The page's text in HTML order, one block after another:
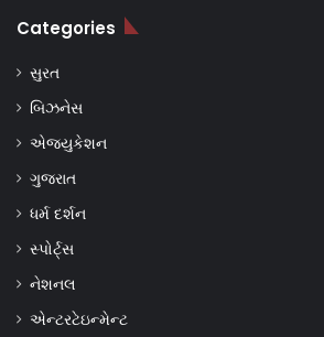
Categories
સુરત
બિઝનેસ
એજ્યુકેશન
ગુજરાત
ધર્મ દર્શન
સ્પોર્ટ્સ
નેશનલ
એન્ટરટેઇન્મેન્ટ